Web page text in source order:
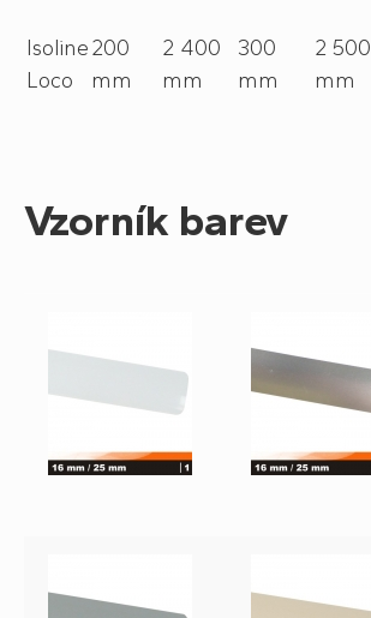
Isoline
Loco
200
mm
2 400
mm
300
mm
2 500
mm
Vzorník barev